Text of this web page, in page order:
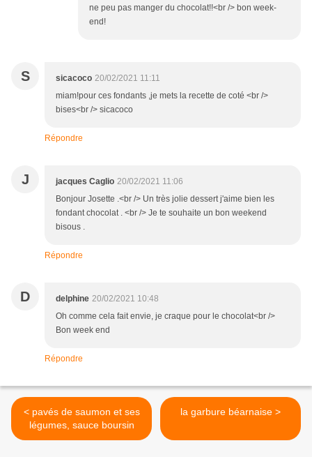
ne peu pas manger du chocolat!!<br /> bon week-
end!
S sicacoco 20/02/2021 11:11
miam!pour ces fondants ,je mets la recette de coté <br />
bises<br /> sicacoco
Répondre
J jacques Caglio 20/02/2021 11:06
Bonjour Josette .<br /> Un très jolie dessert j'aime bien les
fondant chocolat . <br /> Je te souhaite un bon weekend
bisous .
Répondre
D delphine 20/02/2021 10:48
Oh comme cela fait envie, je craque pour le chocolat<br />
Bon week end
Répondre
< pavés de saumon et ses
légumes, sauce boursin
la garbure béarnaise >